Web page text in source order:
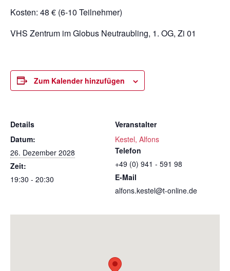
Kosten: 48 € (6-10 Teilnehmer)
VHS Zentrum im Globus Neutraubling, 1. OG, Zi 01
Zum Kalender hinzufügen
Details
Datum:
26. Dezember 2028
Zeit:
19:30 - 20:30
Veranstalter
Kestel, Alfons
Telefon
+49 (0) 941 - 591 98
E-Mail
alfons.kestel@t-online.de